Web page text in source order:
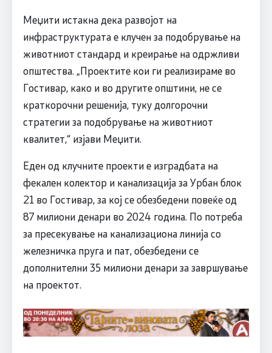
Меџити истакна дека развојот на
инфраструктурата е клучен за подобрување на
животниот стандард и креирање на одржливи
општества. „Проектите кои ги реализираме во
Гостивар, како и во другите општини, не се
краткорочни решенија, туку долгорочни
стратегии за подобрување на животниот
квалитет,“ изјави Меџити.
Еден од клучните проекти е изградбата на
фекален колектор и канализација за Урбан блок
21 во Гостивар, за кој се обезбедени повеќе од
87 милиони денари во 2024 година. По потреба
за пресекување на канализациона линија со
железничка пруга и пат, обезбедени се
дополнителни 35 милиони денари за завршување
на проектот.